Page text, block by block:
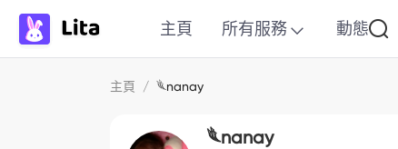
主頁 所有服務 動態
主頁 / 𓆰nanay
𓆰nanay